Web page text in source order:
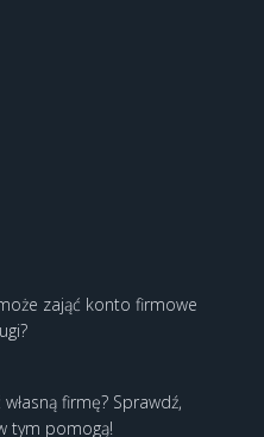
zająć konto firmowe
własną firmę? Sprawdź,
tym pomogą!